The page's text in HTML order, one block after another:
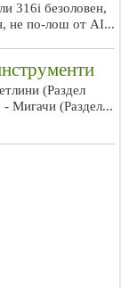
316i безоловен,
не по-лош от AI...
(Раздел
- Мигачи (Раздел...